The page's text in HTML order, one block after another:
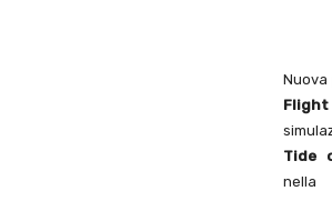
Nuova
Flight
Tide
nella